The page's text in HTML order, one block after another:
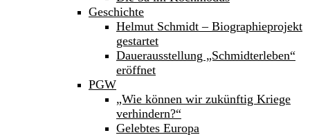
Geschichte
Helmut Schmidt – Biographieprojekt
gestartet
Dauerausstellung „Schmidterleben“
eröffnet
PGW
„Wie können wir zukünftig Kriege
verhindern?“
Gelebtes Europa